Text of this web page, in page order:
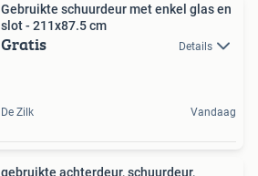
Gebruikte schuurdeur met enkel glas en
slot - 211x87.5 cm
Gratis Details
De Zilk Vandaag
gebruikte achterdeur, schuurdeur,